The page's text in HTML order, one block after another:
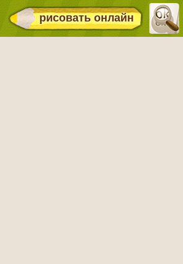
рисовать онлайн